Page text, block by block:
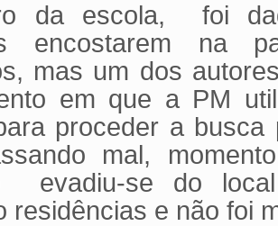
da escola, foi
encostarem na
mas um dos
em que a PM
proceder a busca
mal,
evadiu-se do
residências e não foi